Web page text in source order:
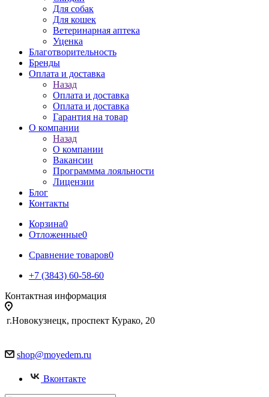
Для собак
Для кошек
Ветеринарная аптека
Уценка
Благотворительность
Бренды
Оплата и доставка
Назад
Оплата и доставка
Оплата и доставка
Гарантия на товар
О компании
Назад
О компании
Вакансии
Программма лояльности
Лицензии
Блог
Контакты
Корзина0
Отложенные0
Сравнение товаров0
+7 (3843) 60-58-60
Контактная информация
г.Новокузнецк, проспект Курако, 20
shop@moyedem.ru
Вконтакте